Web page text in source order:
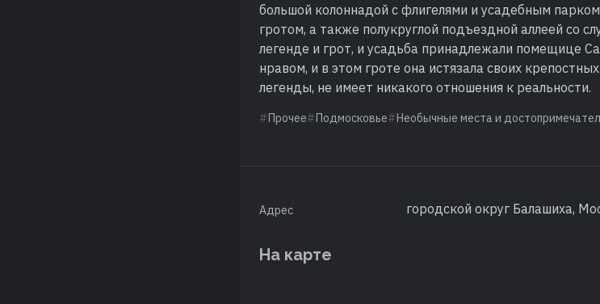
большой колоннадой с флигелями и усадебным
гротом, а также полукруглой подъездной аллеей со
легенде и грот, и усадьба принадлежали помещице
нравом, и в этом гроте она истязала своих
легенды, не имеет никакого отношения к реальности.
Прочее Подмосковье Необычные места и
Адрес городской округ Балашиха,
На карте